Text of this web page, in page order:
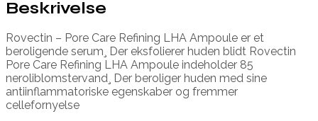
Beskrivelse
Rovectin – Pore Care Refining LHA Ampoule er et
beroligende serum¸ Der eksfolierer huden blidt Rovectin
Pore Care Refining LHA Ampoule indeholder 85
neroliblomstervand¸ Der beroliger huden med sine
antiinflammatoriske egenskaber og fremmer
cellefornyelse